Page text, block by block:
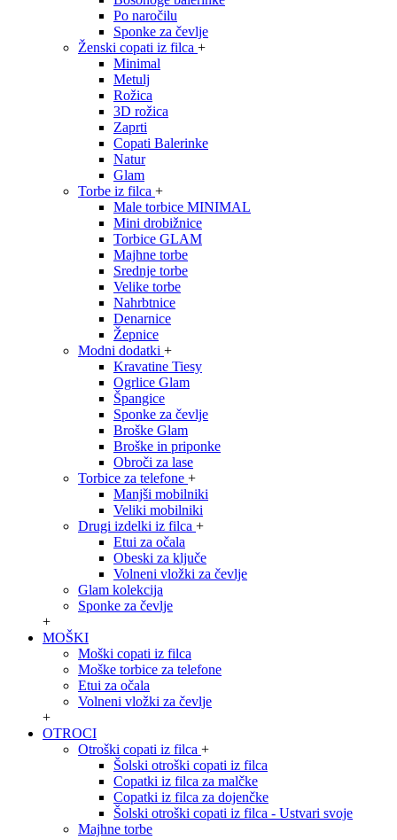
Po naročilu
Sponke za čevlje
Ženski copati iz filca +
Minimal
Metulj
Rožica
3D rožica
Zaprti
Copati Balerinke
Natur
Glam
Torbe iz filca +
Male torbice MINIMAL
Mini drobižnice
Torbice GLAM
Majhne torbe
Srednje torbe
Velike torbe
Nahrbtnice
Denarnice
Žepnice
Modni dodatki +
Kravatine Tiesy
Ogrlice Glam
Špangice
Sponke za čevlje
Broške Glam
Broške in priponke
Obroči za lase
Torbice za telefone +
Manjši mobilniki
Veliki mobilniki
Drugi izdelki iz filca +
Etui za očala
Obeski za ključe
Volneni vložki za čevlje
Glam kolekcija
Sponke za čevlje
+
MOŠKI
Moški copati iz filca
Moške torbice za telefone
Etui za očala
Volneni vložki za čevlje
+
OTROCI
Otroški copati iz filca +
Šolski otroški copati iz filca
Copatki iz filca za malčke
Copatki iz filca za dojenčke
Šolski otroški copati iz filca - Ustvari svoje
Majhne torbe